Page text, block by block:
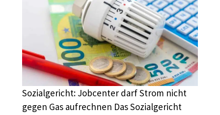
Sozialgericht: Jobcenter darf Strom nicht
gegen Gas aufrechnen Das Sozialgericht